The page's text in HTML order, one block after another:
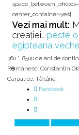
center_container=yes]
Vezi mai mult:
creației… peste
egipteana veche
360 °, 8500 de ani de
R⊕mânesc, Constantin
Carpatice, Tărtăria
Facebook